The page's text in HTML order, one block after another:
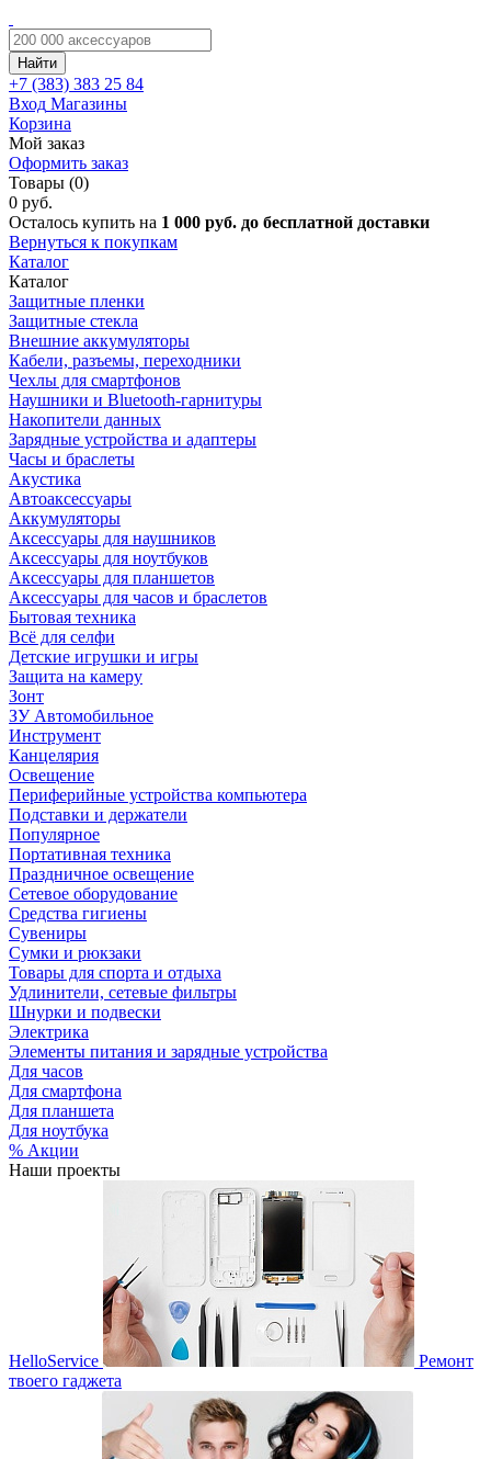
Найти
+7 (383) 383 25 84
Вход Магазины
Корзина
Мой заказ
Оформить заказ
Товары (0)
0 руб.
Осталось купить на 1 000 руб. до бесплатной доставки
Вернуться к покупкам
Каталог
Каталог
Защитные пленки
Защитные стекла
Внешние аккумуляторы
Кабели, разъемы, переходники
Чехлы для смартфонов
Наушники и Bluetooth-гарнитуры
Накопители данных
Зарядные устройства и адаптеры
Часы и браслеты
Акустика
Автоаксессуары
Аккумуляторы
Аксессуары для наушников
Аксессуары для ноутбуков
Аксессуары для планшетов
Аксессуары для часов и браслетов
Бытовая техника
Всё для селфи
Детские игрушки и игры
Защита на камеру
Зонт
ЗУ Автомобильное
Инструмент
Канцелярия
Освещение
Периферийные устройства компьютера
Подставки и держатели
Популярное
Портативная техника
Праздничное освещение
Сетевое оборудование
Средства гигиены
Сувениры
Сумки и рюкзаки
Товары для спорта и отдыха
Удлинители, сетевые фильтры
Шнурки и подвески
Электрика
Элементы питания и зарядные устройства
Для часов
Для смартфона
Для планшета
Для ноутбука
% Акции
Наши проекты
HelloService
Ремонт
твоего гаджета